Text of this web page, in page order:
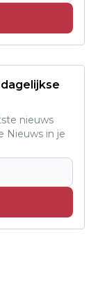
nieuws
Nieuws in je